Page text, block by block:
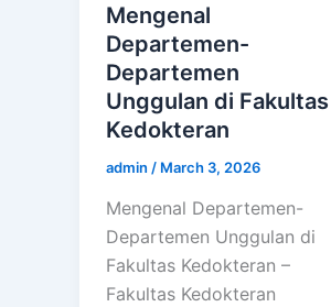
Mengenal
Departemen-
Departemen
Unggulan di Fakultas
Kedokteran
admin / March 3, 2026
Mengenal Departemen-
Departemen Unggulan di
Fakultas Kedokteran –
Fakultas Kedokteran